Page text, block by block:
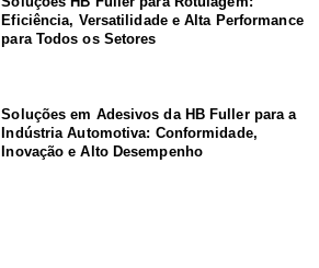
Eficiência, Versatilidade e Alta Performance
para Todos os Setores
Soluções em Adesivos da HB Fuller para a
Indústria Automotiva: Conformidade,
Inovação e Alto Desempenho